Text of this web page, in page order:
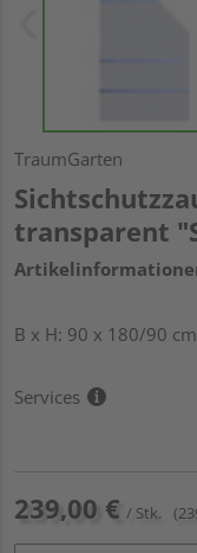
TraumGarten
transparent
B x H: 90 x 180/90
Services
239,00 € / Stk.